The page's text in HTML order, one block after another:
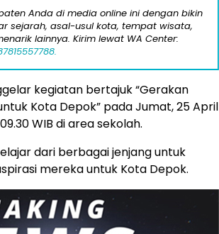
Anda di media online ini dengan bikin
sejarah, asal-usul kota, tempat wisata,
lainnya. Kirim lewat WA Center:
kegiatan bertajuk “Gerakan
Kota Depok” pada Jumat, 25 April
WIB di area sekolah.
dari berbagai jenjang untuk
mereka untuk Kota Depok.